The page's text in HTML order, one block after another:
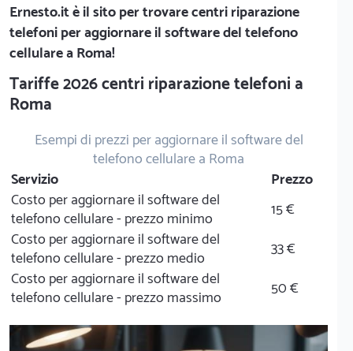
Ernesto.itè il sito per trovare centri riparazione
telefoni per aggiornare il software del telefono
cellulare a Roma!
Tariffe 2026 centri riparazione telefoni a
Roma
Esempi di prezzi per aggiornare il software del
telefono cellulare a Roma
Servizio
Prezzo
Costo per aggiornare il software del
telefono cellulare - prezzo minimo
15 €
Costo per aggiornare il software del
telefono cellulare - prezzo medio
33 €
Costo per aggiornare il software del
telefono cellulare - prezzo massimo
50 €